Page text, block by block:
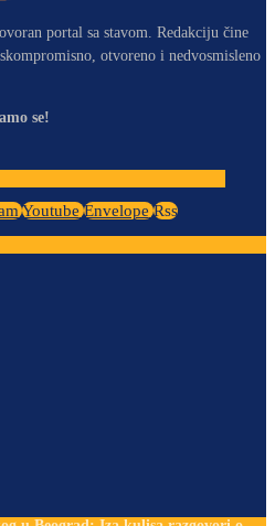
portal sa stavom. Redakciju čine
otvoreno i nedvosmisleno
se!
Youtube Envelope Rss